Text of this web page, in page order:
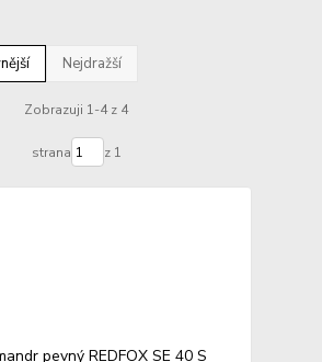
Nejdražší
Zobrazuji 1-4 z 4
strana z 1